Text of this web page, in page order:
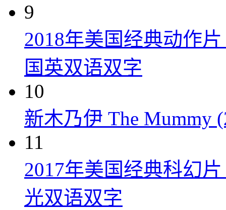
9
2018年美国经典动作
国英双语双字
10
新木乃伊 The Mummy
11
2017年美国经典科幻
光双语双字